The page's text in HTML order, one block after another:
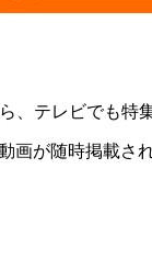
、テレビでも特
画が随時掲載さ